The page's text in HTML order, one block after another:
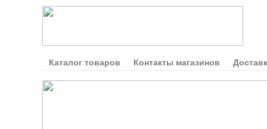
Каталог товаров Контакты магазинов